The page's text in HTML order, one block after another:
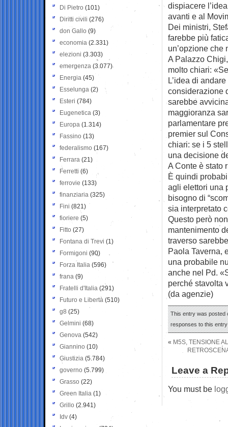
dispiacere
avanti e al
Dei ministri,
farebbe più
un’opzione che
A Palazzo
molto chiari:
L’idea di
considerazione
sarebbe
maggioranza
parlamentare
premier sul
chiari: se i 5
una decisione
A Conte è stato
È quindi
agli elettori una
bisogno di
sia interpretato
Questo però
mantenimento
traverso
Paola Taverna,
una probabile
anche nel Pd.
perché stavolta
(da agenzie)
This entry was posted
responses to this
« M5S, TENSIONE
Leave a
You must be
Di Pietro (101)
Diritti civili (276)
don Gallo (9)
economia (2.331)
elezioni (3.303)
emergenza (3.077)
Energia (45)
Esselunga (2)
Esteri (784)
Eugenetica (3)
Europa (1.314)
Fassino (13)
federalismo (167)
Ferrara (21)
Ferretti (6)
ferrovie (133)
finanziaria (325)
Fini (821)
fioriere (5)
Fitto (27)
Fontana di Trevi (1)
Formigoni (90)
Forza Italia (596)
frana (9)
Fratelli d'Italia (291)
Futuro e Libertà (510)
g8 (25)
Gelmini (68)
Genova (542)
Giannino (10)
Giustizia (5.784)
governo (5.799)
Grasso (22)
Green Italia (1)
Grillo (2.941)
Idv (4)